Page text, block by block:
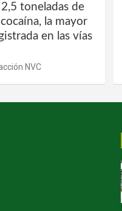
toneladas de
la mayor
en las vías
NVC